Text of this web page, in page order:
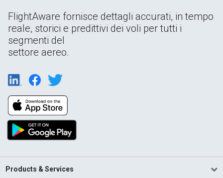
FlightAware fornisce dettagli accurati, in tempo
reale, storici e predittivi dei voli per tutti i
segmenti del
settore aereo.
Products & Services